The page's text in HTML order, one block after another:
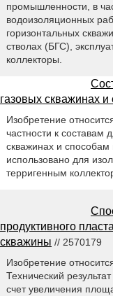
промышленности, в
водоизоляционных
горизонтальных
стволах (БГС),
коллекторы.
газовых скважинах и
Изобретение
частности к составам
скважинах и
использовано для
терригенным
продуктивного
скважины // 2570179
Изобретение
Технический
счет увеличения